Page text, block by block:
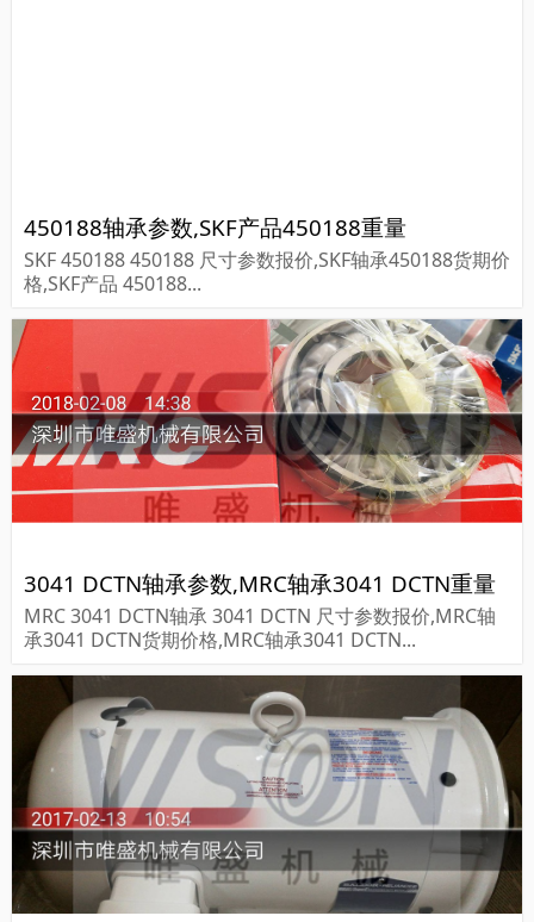
450188轴承参数,SKF产品450188重量
SKF 450188 450188 尺寸参数报价,SKF轴承450188货期价
格,SKF产品 450188...
3041 DCTN轴承参数,MRC轴承3041 DCTN重量
MRC 3041 DCTN轴承 3041 DCTN 尺寸参数报价,MRC轴
承3041 DCTN货期价格,MRC轴承3041 DCTN...